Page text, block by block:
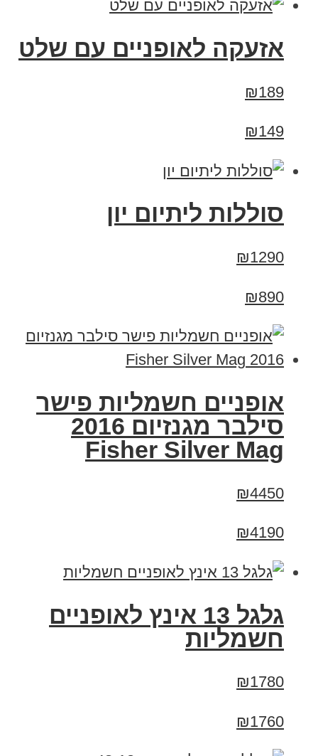
אזעקה לאופניים עם שלט
₪189
₪149
סוללות ליתיום יון
₪1290
₪890
אופניים חשמליות פישר
סילבר מגנזיום 2016
Fisher Silver Mag
₪4450
₪4190
גלגל 13 אינץ לאופניים
חשמליות
₪1780
₪1760